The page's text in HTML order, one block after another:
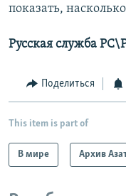
показать,
Русская служба
Поделиться
This item is part of
В мире Архив